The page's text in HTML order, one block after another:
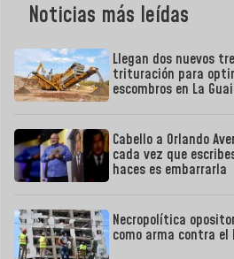
Noticias más leídas
Llegan dos nuevos
trituración para
escombros en La
Cabello a Orlando
cada vez que
haces es embarrarla
Necropolítica
como arma contra el